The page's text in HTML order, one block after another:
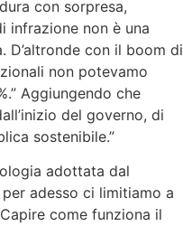
con sorpresa,
infrazione non è una
D’altronde con il boom di
non potevamo
Aggiungendo che
del governo, di
sostenibile.”
adottata dal
adesso ci limitiamo a
come funziona il